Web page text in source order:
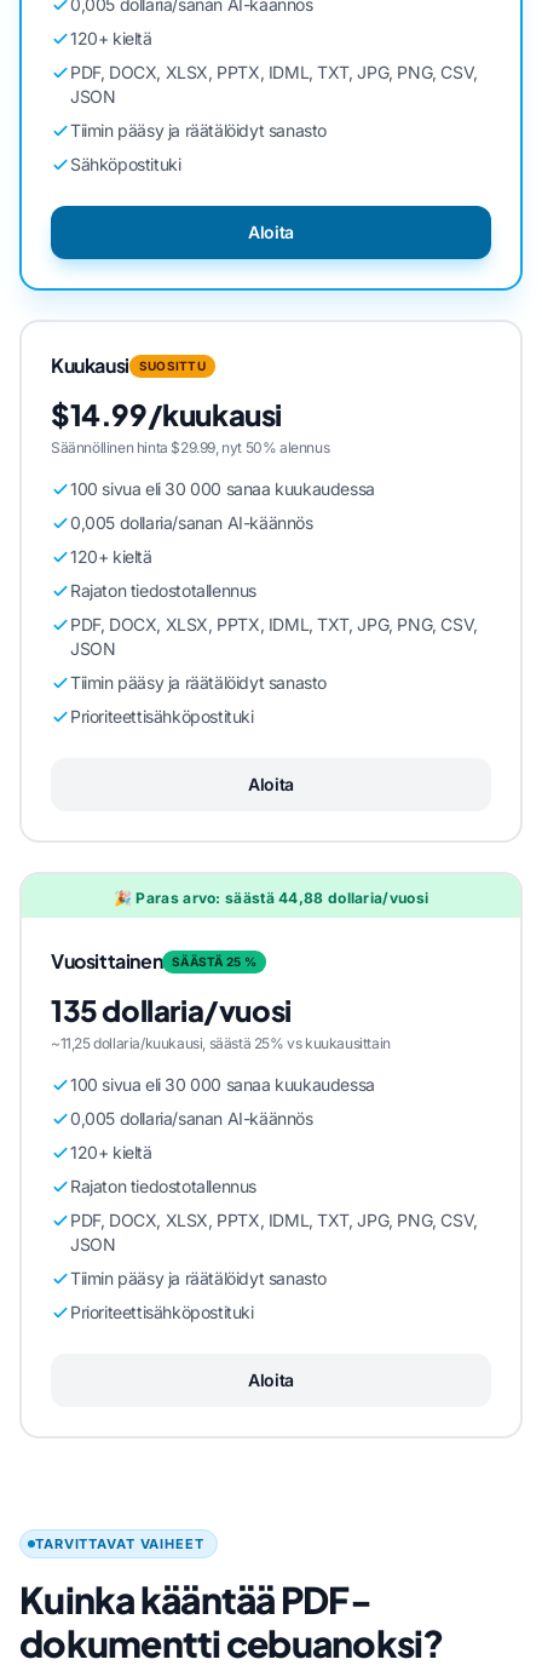
0,005 dollaria/sanan AI-käännös
120+ kieltä
PDF, DOCX, XLSX, PPTX, IDML, TXT, JPG, PNG, CSV,
JSON
Tiimin pääsy ja räätälöidyt sanasto
Sähköpostituki
Aloita
Kuukausi SUOSITTU
$14.99/kuukausi
Säännöllinen hinta $29.99, nyt 50% alennus
100 sivua eli 30 000 sanaa kuukaudessa
0,005 dollaria/sanan AI-käännös
120+ kieltä
Rajaton tiedostotallennus
PDF, DOCX, XLSX, PPTX, IDML, TXT, JPG, PNG, CSV,
JSON
Tiimin pääsy ja räätälöidyt sanasto
Prioriteettisähköpostituki
Aloita
🎉 Paras arvo: säästä 44,88 dollaria/vuosi
Vuosittainen SÄÄSTÄ 25 %
135 dollaria/vuosi
~11,25 dollaria/kuukausi, säästä 25% vs kuukausittain
100 sivua eli 30 000 sanaa kuukaudessa
0,005 dollaria/sanan AI-käännös
120+ kieltä
Rajaton tiedostotallennus
PDF, DOCX, XLSX, PPTX, IDML, TXT, JPG, PNG, CSV,
JSON
Tiimin pääsy ja räätälöidyt sanasto
Prioriteettisähköpostituki
Aloita
TARVITTAVAT VAIHEET
Kuinka kääntää PDF-
dokumentti cebuanoksi?